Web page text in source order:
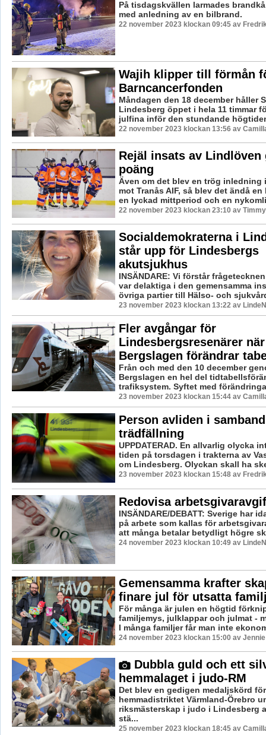
På tisdagskvällen larmades
med anledning av en bilbrand.
22 november 2023 klockan 09:45 av
Wajih klipper till förmån
Barncancerfonden
Måndagen den 18 december håller
Lindesberg öppet i hela 11 timmar
julfina inför den stundande
22 november 2023 klockan 13:56 av
Rejäl insats av Lindlöven
poäng
Även om det blev en trög inledning
mot Tranås AIF, så blev det ändå en
en lyckad mittperiod och en
22 november 2023 klockan 23:10 av
Socialdemokraterna i
står upp för Lindesbergs
akutsjukhus
INSÄNDARE: Vi förstår
var delaktiga i den gemensamma
övriga partier till Hälso- och
23 november 2023 klockan 13:22 av
Fler avgångar för
Lindesbergsresenärer
Bergslagen förändrar
Från och med den 10 december
Bergslagen en hel del
trafiksystem. Syftet med
23 november 2023 klockan 15:44 av
Person avliden i
trädfällning
UPPDATERAD. En allvarlig olycka
tiden på torsdagen i trakterna av
om Lindesberg. Olyckan skall ha
23 november 2023 klockan 15:48 av
Redovisa
INSÄNDARE/DEBATT: Sverige har
på arbete som kallas för
att många betalar betydligt högre
24 november 2023 klockan 10:49 av
Gemensamma krafter
finare jul för utsatta
För många är julen en högtid
familjemys, julklappar och julmat -
I många familjer får man inte
24 november 2023 klockan 15:00 av
Dubbla guld och ett
hemmalaget i judo-RM
Det blev en gedigen medaljskörd för
hemmadistriktet Värmland-Örebro
riksmästerskap i judo i Lindesberg
stä...
25 november 2023 klockan 18:45 av